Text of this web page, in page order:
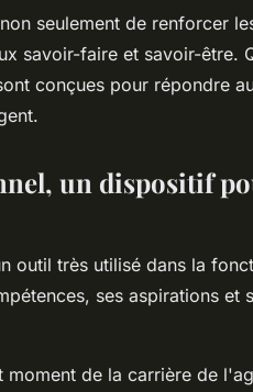
seulement de renforcer
savoir-faire et savoir-être.
conçues pour répondre
un dispositif
outil très utilisé dans la
ses aspirations et
moment de la carrière de